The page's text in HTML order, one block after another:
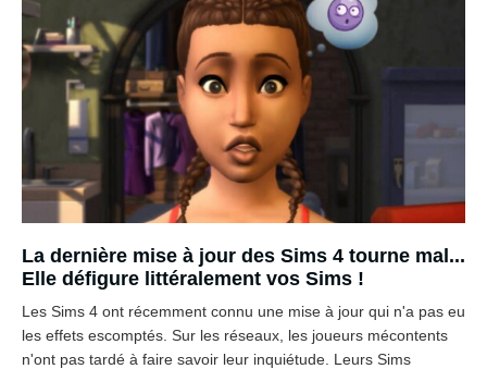
La dernière mise à jour des Sims 4 tourne mal...
Elle défigure littéralement vos Sims !
Les Sims 4 ont récemment connu une mise à jour qui n'a pas eu
les effets escomptés. Sur les réseaux, les joueurs mécontents
n'ont pas tardé à faire savoir leur inquiétude. Leurs Sims